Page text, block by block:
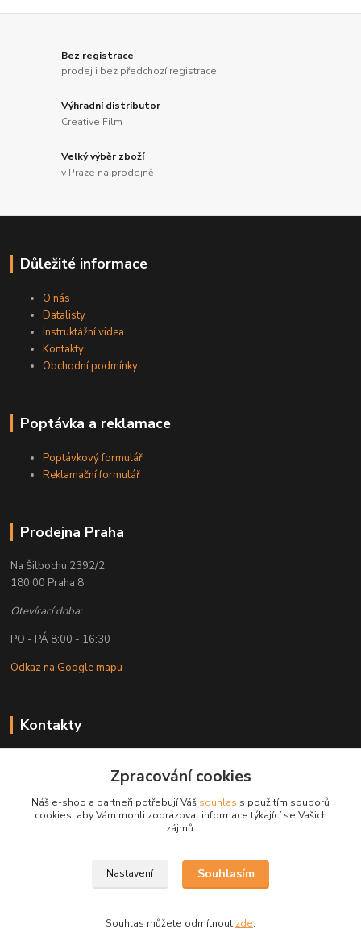
Bez registrace
prodej i bez předchozí registrace
Výhradní distributor
Creative Film
Velký výběr zboží
v Praze na prodejně
Důležité informace
O nás
Datalisty
Instruktážní videa
Kontakty
Obchodní podmínky
Poptávka a reklamace
Poptávkový formulář
Reklamační formulář
Prodejna Praha
Na Šilbochu 2392/2
180 00 Praha 8
Otevírací doba:
PO - PÁ 8:00 - 16:30
Odkaz na Google mapu
Kontakty
+ 420 608 777 028
obchod@golemreklama.cz
Zpracování cookies
Náš e-shop a partneři potřebují Váš souhlas s použitím souborů
cookies, aby Vám mohli zobrazovat informace týkající se Vašich
zájmů.
Nastavení Souhlasím
Souhlas můžete odmítnout zde.